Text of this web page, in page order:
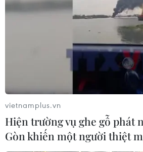
tâm tài chính quốc tế nhìn từ
Gia Lai chấp thuận hai dự án
nuôi công nghệ cao trị giá hơn
tỷ đồng
05/08/2026 06:29
Walt Disney đồng ý bán 50% cổ
vietnamplus.vn
Hiện trường vụ ghe gỗ phát
Gòn khiến một người thiệt